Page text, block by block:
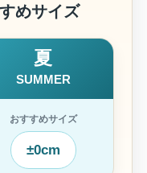
めサイズ
夏
SUMMER
おすすめサイズ
±0cm